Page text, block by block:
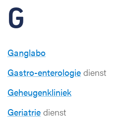
G
Ganglabo
Gastro-enterologie dienst
Geheugenkliniek
Geriatrie dienst